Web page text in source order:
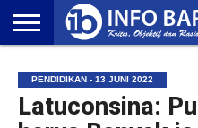
NASIONAL
AMBONIA
MALUKU
EKONOMI
POLITIK
OLAHRAGA
LIFESTYLE
REDAKSI
PENDIDIKAN - 13 JUNI 2022
Latuconsina: